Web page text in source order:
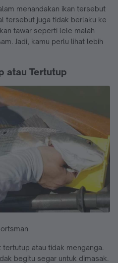
menandakan ikan tersebut
tersebut juga tidak berlaku ke
tawar seperti lele malah
Jadi, kamu perlu lihat lebih
atau Tertutup
atau tidak menganga.
begitu segar untuk dimasak.